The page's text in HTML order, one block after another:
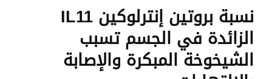
نسبة بروتين إنترلوكين IL11
الزائدة في الجسم تسبب
الشيخوخة المبكرة والإصابة